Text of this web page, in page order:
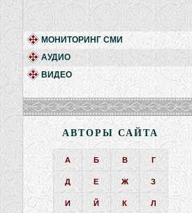
МОНИТОРИНГ СМИ
АУДИО
ВИДЕО
АВТОРЫ САЙТА
А Б В Г
Д Е Ж З
И Й К Л